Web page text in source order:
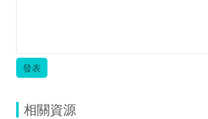
發表
相關資源